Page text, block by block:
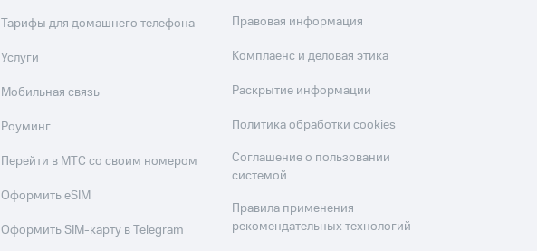
Тарифы для домашнего телефона
Услуги
Мобильная связь
Роуминг
Перейти в МТС со своим номером
Оформить eSIM
Оформить SIM-карту в Telegram
Правовая информация
Комплаенс и деловая этика
Раскрытие информации
Политика обработки cookies
Соглашение о пользовании
системой
Правила применения
рекомендательных технологий